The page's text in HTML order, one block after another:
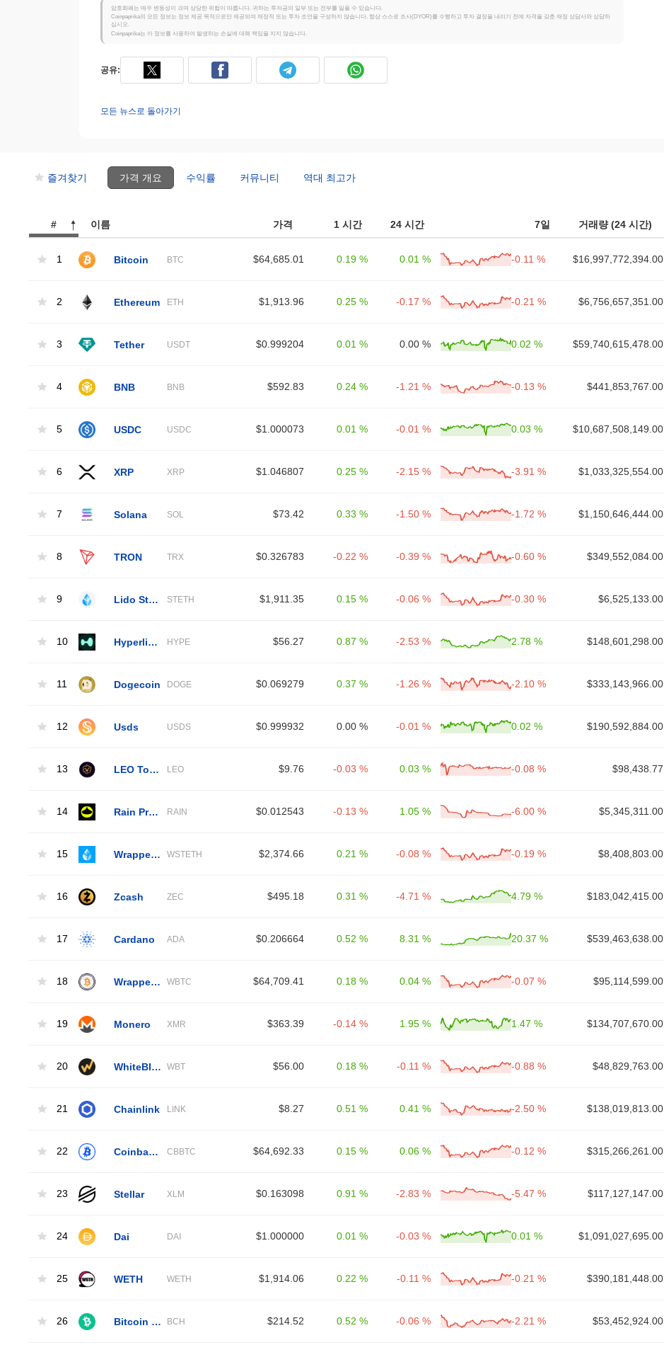
암호화폐는 매우 변동성이 크며 상당한 위험이 따릅니다. 귀하는 투자금의 일부 또는 전부를 잃을 수 있습니다.
Coinpaprika의 모든 정보는 정보 제공 목적으로만 제공되며 재정적 또는 투자 조언을 구성하지 않습니다. 항상 스스로 조사(DYOR)를 수행하고 투자 결정을 내리기 전에 자격을 갖춘 재정 상담사와 상담하
십시오.
Coinpaprika는 이 정보를 사용하여 발생하는 손실에 대해 책임을 지지 않습니다.
공유:
모든 뉴스로 돌아가기
즐겨찾기 가격 개요 수익률 커뮤니티 역대 최고가
# 이름 가격 1 시간 24 시간 7일 거래량 (24 시간)
1 Bitcoin BTC $64,685.01 0.19 % 0.01 % -0.11 % $16,997,772,394.00
2 Ethereum ETH $1,913.96 0.25 % -0.17 % -0.21 % $6,756,657,351.00
3 Tether USDT $0.999204 0.01 % 0.00 % 0.02 % $59,740,615,478.00
4 BNB BNB $592.83 0.24 % -1.21 % -0.13 % $441,853,767.00
5 USDC USDC $1.000073 0.01 % -0.01 % 0.03 % $10,687,508,149.00
6 XRP XRP $1.046807 0.25 % -2.15 % -3.91 % $1,033,325,554.00
7 Solana SOL $73.42 0.33 % -1.50 % -1.72 % $1,150,646,444.00
8 TRON TRX $0.326783 -0.22 % -0.39 % -0.60 % $349,552,084.00
9 STETH $1,911.35 0.15 % -0.06 % -0.30 % $6,525,133.00
10 HYPE $56.27 0.87 % -2.53 % 2.78 % $148,601,298.00
11 Dogecoin DOGE $0.069279 0.37 % -1.26 % -2.10 % $333,143,966.00
12 Usds USDS $0.999932 0.00 % -0.01 % 0.02 % $190,592,884.00
13 LEO $9.76 -0.03 % 0.03 % -0.08 % $98,438.77
14 Rain Protocol RAIN $0.012543 -0.13 % 1.05 % -6.00 % $5,345,311.00
15 WSTETH $2,374.66 0.21 % -0.08 % -0.19 % $8,408,803.00
16 Zcash ZEC $495.18 0.31 % -4.71 % 4.79 % $183,042,415.00
17 Cardano ADA $0.206664 0.52 % 8.31 % 20.37 % $539,463,638.00
18 WBTC $64,709.41 0.18 % 0.04 % -0.07 % $95,114,599.00
19 Monero XMR $363.39 -0.14 % 1.95 % 1.47 % $134,707,670.00
20 WBT $56.00 0.18 % -0.11 % -0.88 % $48,829,763.00
21 Chainlink LINK $8.27 0.51 % 0.41 % -2.50 % $138,019,813.00
22 CBBTC $64,692.33 0.15 % 0.06 % -0.12 % $315,266,261.00
23 Stellar XLM $0.163098 0.91 % -2.83 % -5.47 % $117,127,147.00
24 Dai DAI $1.000000 0.01 % -0.03 % 0.01 % $1,091,027,695.00
25 WETH WETH $1,914.06 0.22 % -0.11 % -0.21 % $390,181,448.00
26 BCH $214.52 0.52 % -0.06 % -2.21 % $53,452,924.00